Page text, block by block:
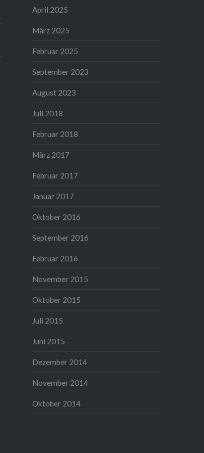
April 2025
März 2025
Februar 2025
September 2023
August 2023
Juli 2018
Februar 2018
März 2017
Februar 2017
Januar 2017
Oktober 2016
September 2016
Februar 2016
November 2015
Oktober 2015
Juli 2015
Juni 2015
Dezember 2014
November 2014
Oktober 2014